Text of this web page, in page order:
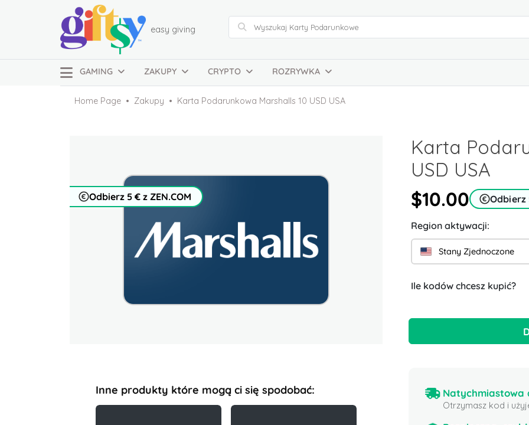
easy giving
GAMING ZAKUPY CRYPTO ROZRYWKA
Home Page Zakupy Karta Podarunkowa Marshalls 10 USD USA
Odbierz 5 € z ZEN.COM
Karta
USD USA
$10.00
Odbierz
Region aktywacji:
Stany Zjednoczone
Ile kodów chcesz kupić?
Inne produkty które mogą ci się spodobać: Natychmiastowa
Otrzymasz kod i